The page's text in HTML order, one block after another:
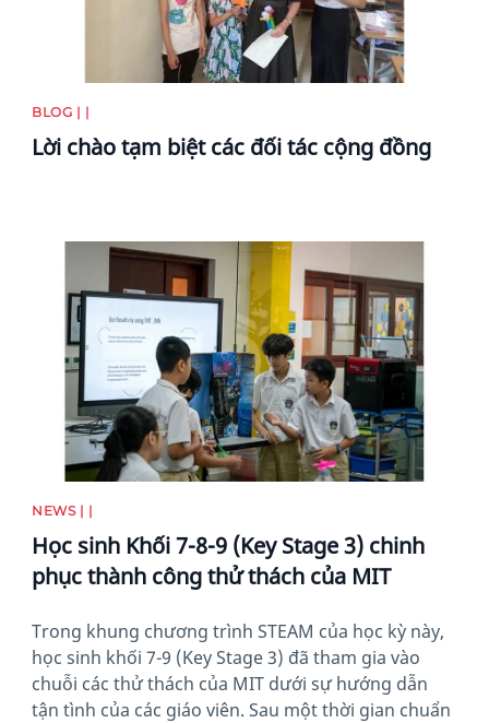
BLOG | |
Lời chào tạm biệt các đối tác cộng đồng
News image
NEWS | |
Học sinh Khối 7-8-9 (Key Stage 3) chinh
phục thành công thử thách của MIT
Trong khung chương trình STEAM của học kỳ này,
học sinh khối 7-9 (Key Stage 3) đã tham gia vào
chuỗi các thử thách của MIT dưới sự hướng dẫn
tận tình của các giáo viên. Sau một thời gian chuẩn